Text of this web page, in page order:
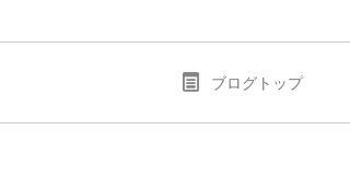
ブログトップ